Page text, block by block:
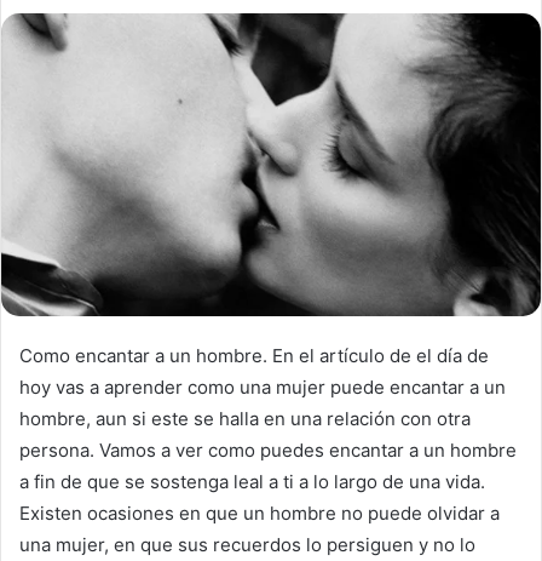
Como encantar a un hombre. En el artículo de el día de
hoy vas a aprender como una mujer puede encantar a un
hombre, aun si este se halla en una relación con otra
persona. Vamos a ver como puedes encantar a un hombre
a fin de que se sostenga leal a ti a lo largo de una vida.
Existen ocasiones en que un hombre no puede olvidar a
una mujer, en que sus recuerdos lo persiguen y no lo